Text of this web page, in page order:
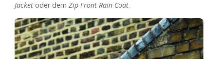
Jacket oder dem Zip Front Rain Coat.